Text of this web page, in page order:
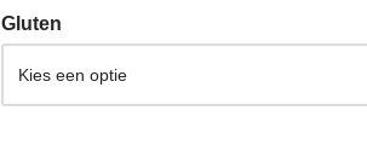
Gluten